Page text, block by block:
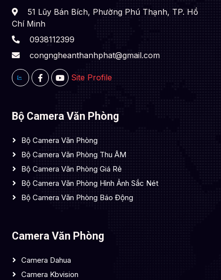
51 Lũy Bán Bích, Phường Phú Thạnh, TP. Hồ
Chí Minh
0938112399
congngheanthanhphat@gmail.com
Site Profile
Bộ Camera Văn Phòng
Bộ Camera Văn Phòng
Bộ Camera Văn Phòng Thu ÂM
Bộ Camera Văn Phòng Giá Rẻ
Bộ Camera Văn Phòng Hình Ảnh Sắc Nét
Bộ Camera Văn Phòng Báo Động
Camera Văn Phòng
Camera Dahua
Camera Kbvision